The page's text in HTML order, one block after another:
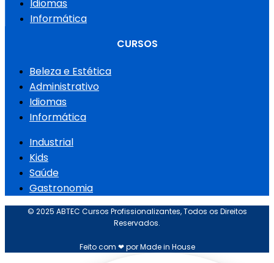
Idiomas
Informática
CURSOS
Beleza e Estética
Administrativo
Idiomas
Informática
Industrial
Kids
Saúde
Gastronomia
© 2025 ABTEC Cursos Profissionalizantes, Todos os Direitos
Reservados.
Feito com ❤ por Made in House